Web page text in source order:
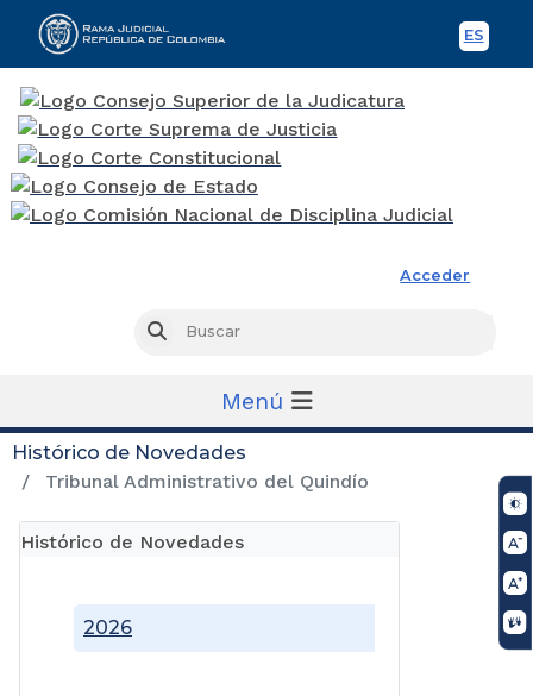
ES
Acceder
Buscar
Menú
Histórico de Novedades
Tribunal Administrativo del Quindío
Histórico de Novedades
2026